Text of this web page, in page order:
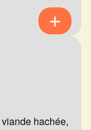
hachée,